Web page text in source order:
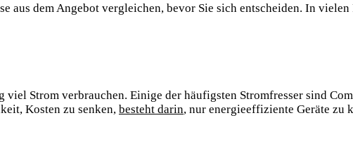
aus dem Angebot vergleichen, bevor Sie sich entscheiden. In
Strom verbrauchen. Einige der häufigsten Stromfresser sind
Kosten zu senken, besteht darin, nur energieeffiziente Geräte zu